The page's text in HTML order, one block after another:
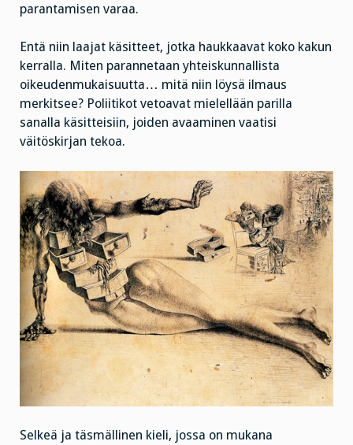
parantamisen varaa.
Entä niin laajat käsitteet, jotka haukkaavat koko kakun
kerralla. Miten parannetaan yhteiskunnallista
oikeudenmukaisuutta… mitä niin löysä ilmaus
merkitsee? Poliitikot vetoavat mielellään parilla
sanalla käsitteisiin, joiden avaaminen vaatisi
väitöskirjan tekoa.
Selkeä ja täsmällinen kieli, jossa on mukana